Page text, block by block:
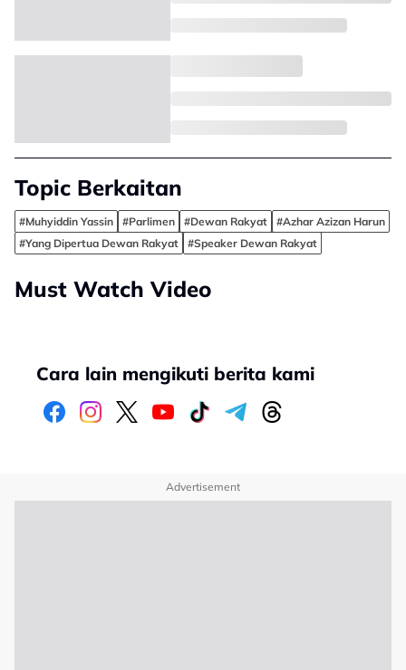
Topic Berkaitan
#Muhyiddin Yassin #Parlimen #Dewan Rakyat
#Azhar Azizan Harun
#Yang Dipertua Dewan Rakyat
#Speaker Dewan Rakyat
Must Watch Video
Cara lain mengikuti berita kami
Advertisement